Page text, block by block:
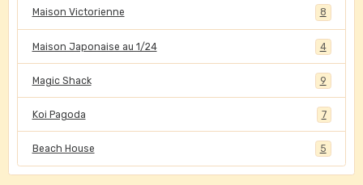
Maison Victorienne 8
Maison Japonaise au 1/24 4
Magic Shack 9
Koi Pagoda 7
Beach House 5